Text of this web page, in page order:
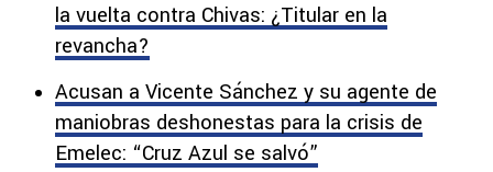
la vuelta contra Chivas: ¿Titular en la
revancha?
Acusan a Vicente Sánchez y su agente de
maniobras deshonestas para la crisis de
Emelec: “Cruz Azul se salvó”